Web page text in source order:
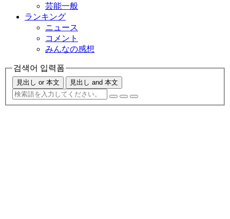
芸能一般
ランキング
ニュース
コメント
みんなの感想
검색어 입력폼
見出し or 本文 見出し and 本文